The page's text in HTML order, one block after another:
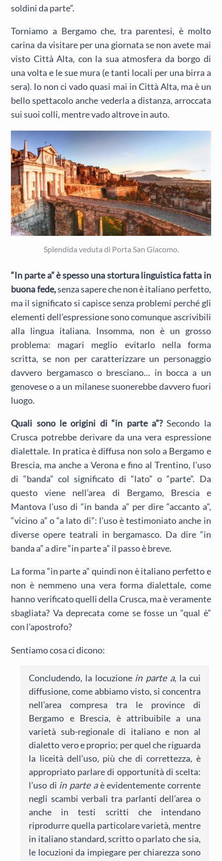
soldini da parte”.
Torniamo a Bergamo che, tra parentesi, è molto
carina da visitare per una giornata se non avete mai
visto Città Alta, con la sua atmosfera da borgo di
una volta e le sue mura (e tanti locali per una birra a
sera). Io non ci vado quasi mai in Città Alta, ma è un
bello spettacolo anche vederla a distanza, arroccata
sui suoi colli, mentre vado altrove in auto.
Splendida veduta di Porta San Giacomo.
“In parte a” è spesso una stortura linguistica fatta in
buona fede,senza sapere che non è italiano perfetto,
ma il significato si capisce senza problemi perché gli
elementi dell’espressione sono comunque ascrivibili
alla lingua italiana. Insomma, non è un grosso
problema: magari meglio evitarlo nella forma
scritta, se non per caratterizzare un personaggio
davvero bergamasco o bresciano… in bocca a un
genovese o a un milanese suonerebbe davvero fuori
luogo.
Quali sono le origini di “in parte a”?Secondo la
Crusca potrebbe derivare da una vera espressione
dialettale. In pratica è diffusa non solo a Bergamo e
Brescia, ma anche a Verona e fino al Trentino, l’uso
di “banda” col significato di “lato” o “parte”. Da
questo viene nell’area di Bergamo, Brescia e
Mantova l’uso di “in banda a” per dire “accanto a”,
“vicino a” o “a lato di”: l’uso è testimoniato anche in
diverse opere teatrali in bergamasco. Da dire “in
banda a” a dire “in parte a” il passo è breve.
La forma “in parte a” quindi non è italiano perfetto e
non è nemmeno una vera forma dialettale, come
hanno verificato quelli della Crusca, ma è veramente
sbagliata? Va deprecata come se fosse un “qual è”
con l’apostrofo?
Sentiamo cosa ci dicono:
Concludendo, la locuzione in parte a, la cui
diffusione, come abbiamo visto, si concentra
nell’area compresa tra le province di
Bergamo e Brescia, è attribuibile a una
varietà sub-regionale di italiano e non al
dialetto vero e proprio; per quel che riguarda
la liceità dell’uso, più che di correttezza, è
appropriato parlare di opportunità di scelta:
l’uso di in parte aè evidentemente corrente
negli scambi verbali tra parlanti dell’area o
anche in testi scritti che intendano
riprodurre quella particolare varietà, mentre
in italiano standard, scritto o parlato che sia,
le locuzioni da impiegare per chiarezza sono